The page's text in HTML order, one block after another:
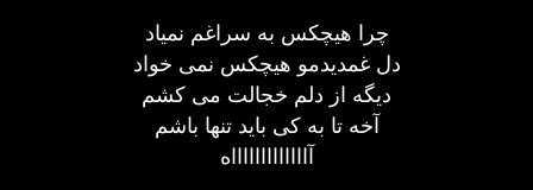
چرا هیچکس به سراغم نمیاد
دل غمدیدمو هیچکس نمی خواد
دیگه از دلم خجالت می کشم
آخه تا به کی باید تنها باشم
آاااااااااااااه